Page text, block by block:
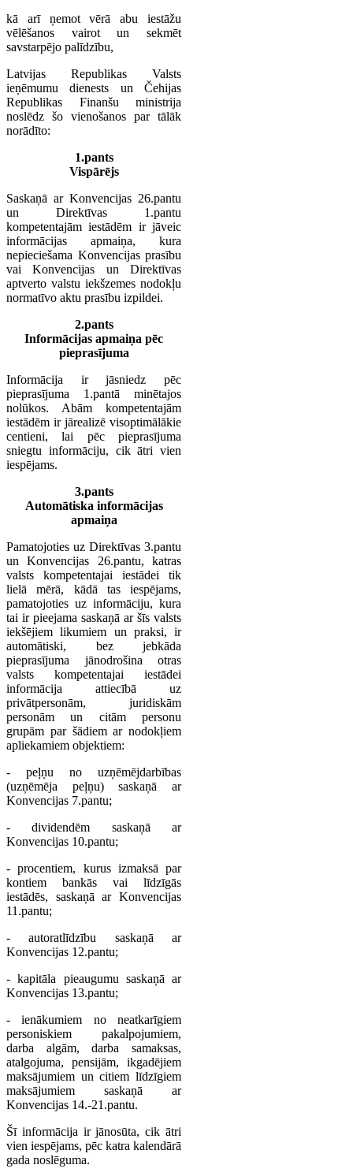
kā arī ņemot vērā abu iestāžu
vēlēšanos vairot un sekmēt
savstarpējo palīdzību,
Latvijas Republikas Valsts
ieņēmumu dienests un Čehijas
Republikas Finanšu ministrija
noslēdz šo vienošanos par tālāk
norādīto:
1.pants
Vispārējs
Saskaņā ar Konvencijas 26.pantu
un Direktīvas 1.pantu
kompetentajām iestādēm ir jāveic
informācijas apmaiņa, kura
nepieciešama Konvencijas prasību
vai Konvencijas un Direktīvas
aptverto valstu iekšzemes nodokļu
normatīvo aktu prasību izpildei.
2.pants
Informācijas apmaiņa pēc
pieprasījuma
Informācija ir jāsniedz pēc
pieprasījuma 1.pantā minētajos
nolūkos. Abām kompetentajām
iestādēm ir jārealizē visoptimālākie
centieni, lai pēc pieprasījuma
sniegtu informāciju, cik ātri vien
iespējams.
3.pants
Automātiska informācijas
apmaiņa
Pamatojoties uz Direktīvas 3.pantu
un Konvencijas 26.pantu, katras
valsts kompetentajai iestādei tik
lielā mērā, kādā tas iespējams,
pamatojoties uz informāciju, kura
tai ir pieejama saskaņā ar šīs valsts
iekšējiem likumiem un praksi, ir
automātiski, bez jebkāda
pieprasījuma jānodrošina otras
valsts kompetentajai iestādei
informācija attiecībā uz
privātpersonām, juridiskām
personām un citām personu
grupām par šādiem ar nodokļiem
apliekamiem objektiem:
- peļņu no uzņēmējdarbības
(uzņēmēja peļņu) saskaņā ar
Konvencijas 7.pantu;
- dividendēm saskaņā ar
Konvencijas 10.pantu;
- procentiem, kurus izmaksā par
kontiem bankās vai līdzīgās
iestādēs, saskaņā ar Konvencijas
11.pantu;
- autoratlīdzību saskaņā ar
Konvencijas 12.pantu;
- kapitāla pieaugumu saskaņā ar
Konvencijas 13.pantu;
- ienākumiem no neatkarīgiem
personiskiem pakalpojumiem,
darba algām, darba samaksas,
atalgojuma, pensijām, ikgadējiem
maksājumiem un citiem līdzīgiem
maksājumiem saskaņā ar
Konvencijas 14.-21.pantu.
Šī informācija ir jānosūta, cik ātri
vien iespējams, pēc katra kalendārā
gada noslēguma.